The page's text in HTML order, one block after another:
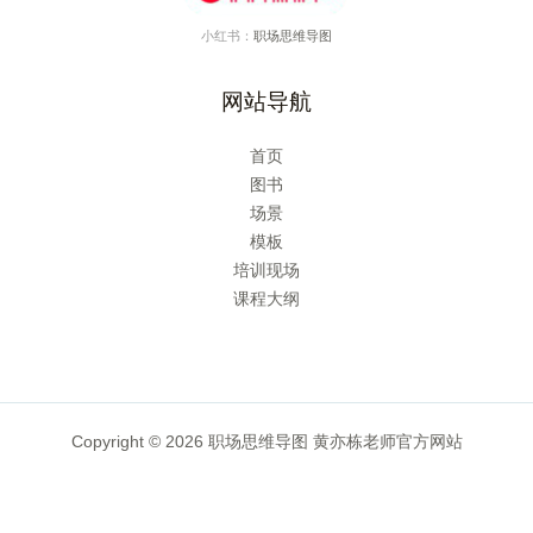
小红书： 职场思维导图
网站导航
首页
图书
场景
模板
培训现场
课程大纲
Copyright © 2026 职场思维导图 黄亦栋老师官方网站